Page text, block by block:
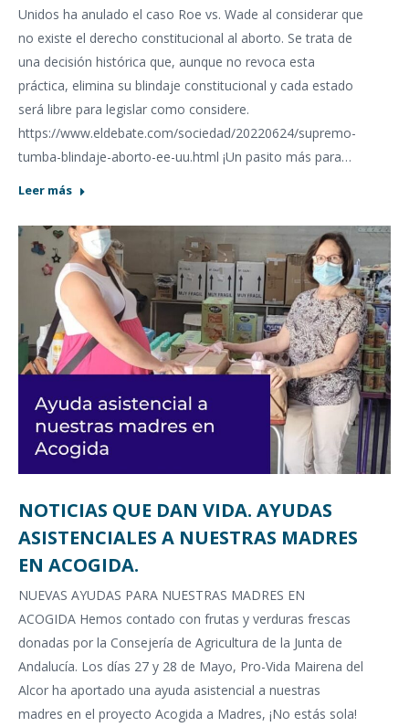
Unidos ha anulado el caso Roe vs. Wade al considerar que
no existe el derecho constitucional al aborto. Se trata de
una decisión histórica que, aunque no revoca esta
práctica, elimina su blindaje constitucional y cada estado
será libre para legislar como considere.
https://www.eldebate.com/sociedad/20220624/supremo-
tumba-blindaje-aborto-ee-uu.html ¡Un pasito más para…
Leer más
NOTICIAS QUE DAN VIDA. AYUDAS
ASISTENCIALES A NUESTRAS MADRES
EN ACOGIDA.
NUEVAS AYUDAS PARA NUESTRAS MADRES EN
ACOGIDA Hemos contado con frutas y verduras frescas
donadas por la Consejería de Agricultura de la Junta de
Andalucía. Los días 27 y 28 de Mayo, Pro-Vida Mairena del
Alcor ha aportado una ayuda asistencial a nuestras
madres en el proyecto Acogida a Madres, ¡No estás sola!